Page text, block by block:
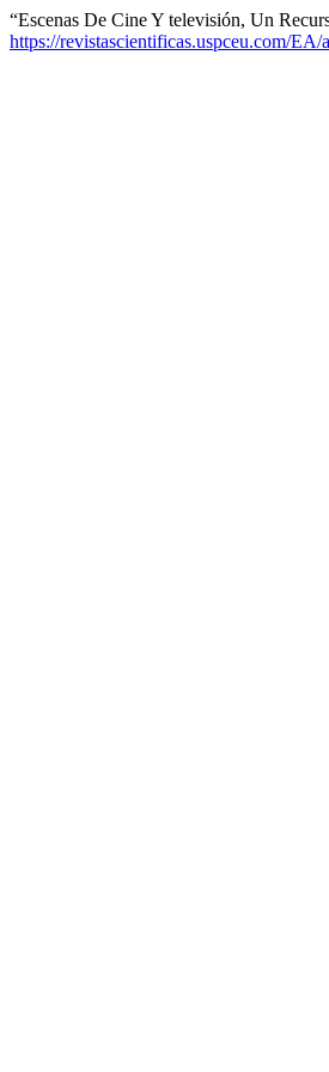
“Escenas De Cine Y televisión, Un
https://revistascientificas.uspceu.com/